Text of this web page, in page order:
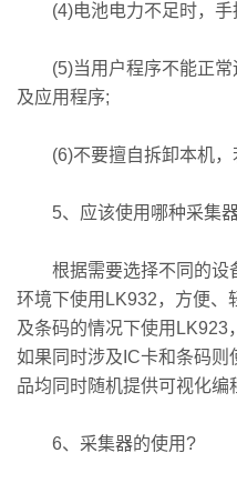
(4)电池电力不足时，手
(5)当用户程序不能正常
及应用程序;
(6)不要擅自拆卸本机，
5、应该使用哪种采集
根据需要选择不同的设
环境下使用LK932，方便、
及条码的情况下使用LK923
如果同时涉及IC卡和条码
品均同时随机提供可视化编
6、采集器的使用?